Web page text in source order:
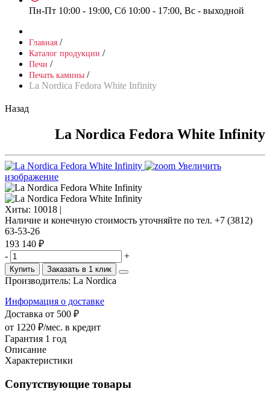
Пн-Пт 10:00 - 19:00, Сб 10:00 - 17:00, Вс - выходной
Главная /
Каталог продукции /
Печи /
Печать камины /
La Nordica Fedora White Infinity
Назад
La Nordica Fedora White Infinity
Увеличить
изображение
Хиты: 10018 |
Наличие и конечную стоимость уточняйте по тел. +7 (3812)
63-53-26
193 140 ₽
-
+
Купить Заказать в 1 клик
Производитель: La Nordica
Информация о доставке
Доставка от 500 ₽
от 1220 ₽/мес. в кредит
Гарантия 1 год
Описание
Характеристики
Сопутствующие товары